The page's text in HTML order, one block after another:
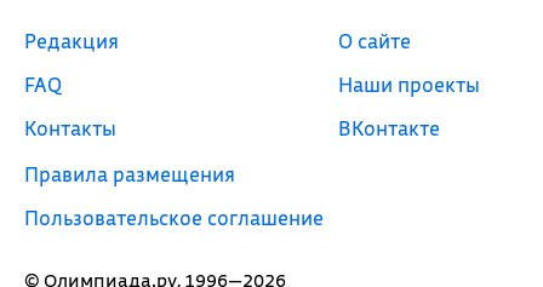
© Олимпиада.ру, 1996—2026
Редакция
FAQ
Контакты
Правила размещения
Пользовательское соглашение
О сайте
Наши проекты
ВКонтакте